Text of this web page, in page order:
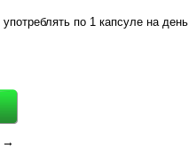
употреблять по 1 капсуле на день
→